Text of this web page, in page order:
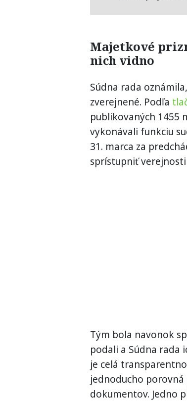
Majetkové
nich vidno
Súdna rada
zverejnené. Podľa
publikovaných 1455
vykonávali funkciu
31. marca za
sprístupniť verejnosti
Tým bola navonok
podali a Súdna rada
je celá
jednoducho porovná
dokumentov. Jedno